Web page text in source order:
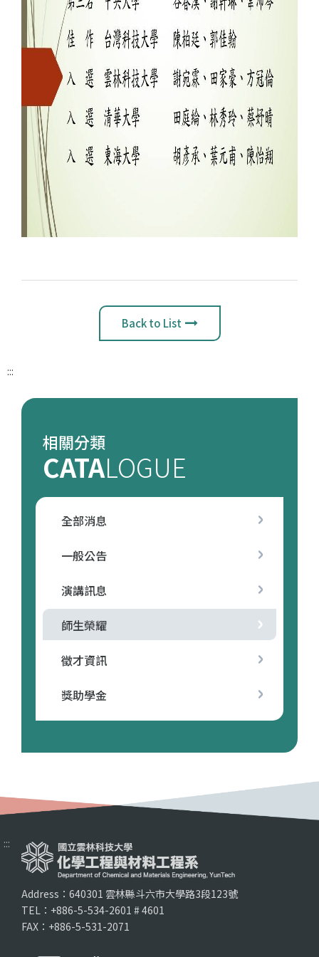
Back to List
:::
相關分類
CATALOGUE
全部消息
一般公告
演講訊息
師生榮耀
徵才資訊
獎助學金
:::
Address：640301 雲林縣斗六市大學路3段123號
TEL：+886-5-534-2601 # 4601
FAX：+886-5-531-2071